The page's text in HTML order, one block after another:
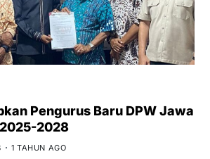
Pengurus Baru DPW Jawa
2028
1 TAHUN AGO